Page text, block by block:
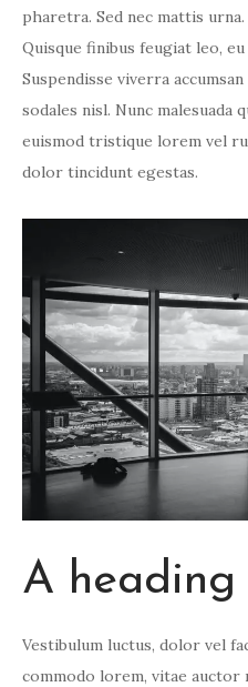
pharetra. Sed nec mattis
Quisque finibus feugiat leo,
Suspendisse viverra
sodales nisl. Nunc malesuada
euismod tristique lorem vel
dolor tincidunt egestas.
A heading
Vestibulum luctus, dolor vel
commodo lorem, vitae auctor